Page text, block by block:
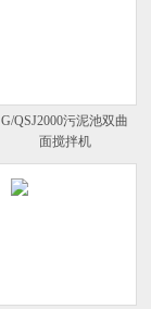
G/QSJ2000污泥池双曲
面搅拌机